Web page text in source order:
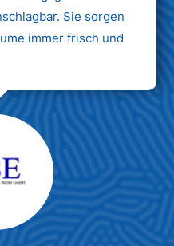
Sie sorgen
immer frisch und